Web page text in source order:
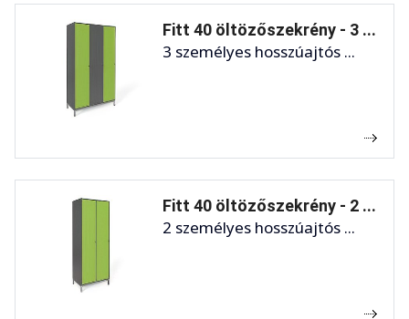
Fitt 40 öltözőszekrény - 3 ...
3 személyes hosszúajtós ...
Fitt 40 öltözőszekrény - 2 ...
2 személyes hosszúajtós ...